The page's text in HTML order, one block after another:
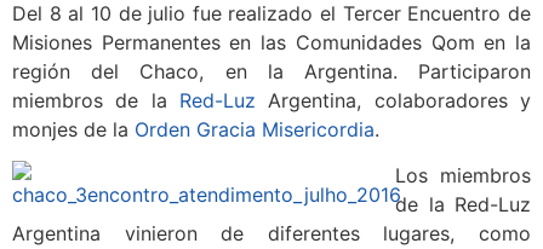
Del 8 al 10 de julio fue realizado el Tercer Encuentro de
Misiones Permanentes en las Comunidades Qom en la
región del Chaco, en la Argentina. Participaron
miembros de la Red-Luz Argentina, colaboradores y
monjes de la Orden Gracia Misericordia.
Los miembros
de la Red-Luz
Argentina vinieron de diferentes lugares, como